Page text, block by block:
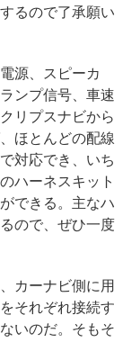
るので了承願い
源、スピーカ
ンプ信号、車速
リプスナビから
ほとんどの配線
対応でき、いち
ハーネスキット
できる。主なハ
ので、ぜひ一度
カーナビ側に用
それぞれ接続す
いのだ。そもそ